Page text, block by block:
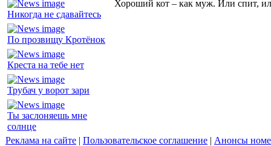
Никогда не сдавайтесь
По прозвищу Кротёнок
Креста на тебе нет
Трубач у ворот зари
Ты заслоняешь мне
солнце
Хороший кот – как муж. Или спит,
Реклама на сайте | Пользовательское соглашение | Анонсы